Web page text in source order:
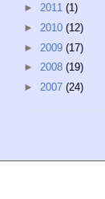
► 2011 (1)
► 2010 (12)
► 2009 (17)
► 2008 (19)
► 2007 (24)